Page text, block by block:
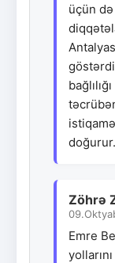
üçün
doğurur.
Zöhrə
Emre